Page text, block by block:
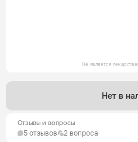
Не является
Нет в
Отзывы и вопросы
5 отзывов 2 вопроса